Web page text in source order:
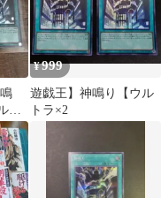
¥999
遊戯王】神鳴り【ウル
トラ×2